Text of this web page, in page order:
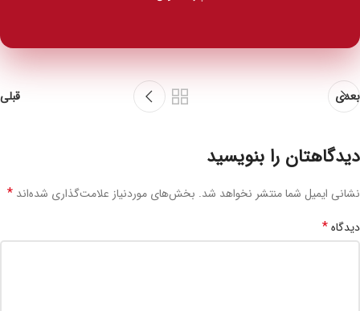
بعدی قبلی
دیدگاهتان را بنویسید
نشانی ایمیل شما منتشر نخواهد شد. بخش‌های موردنیاز علامت‌گذاری شده‌اند *
دیدگاه*